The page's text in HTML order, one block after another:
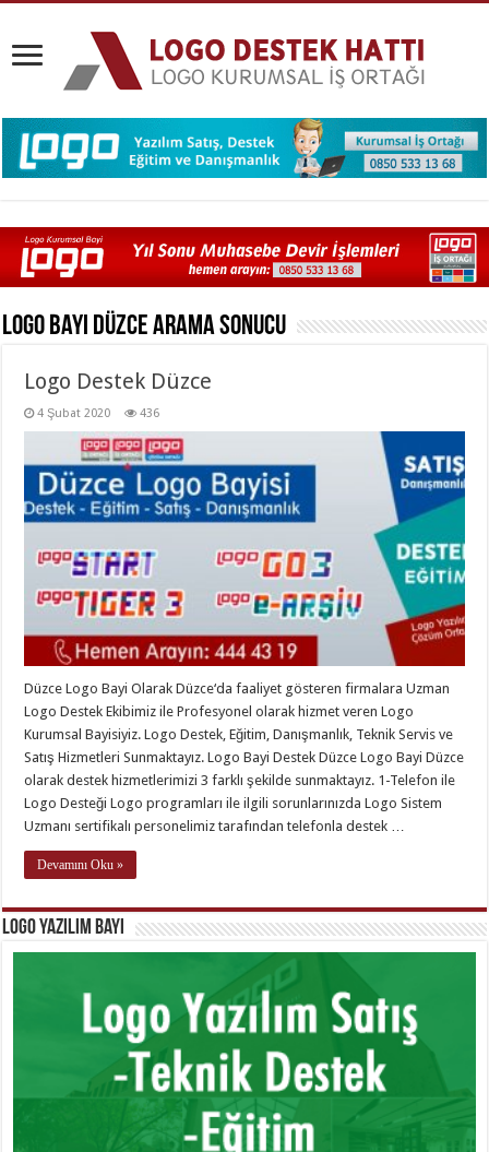
Logo Bayi DüzceArama Sonucu
Logo Destek Düzce
4 Şubat 2020 436
Düzce Logo Bayi Olarak Düzce‘da faaliyet gösteren firmalara Uzman
Logo Destek Ekibimiz ile Profesyonel olarak hizmet veren Logo
Kurumsal Bayisiyiz. Logo Destek, Eğitim, Danışmanlık, Teknik Servis ve
Satış Hizmetleri Sunmaktayız. Logo Bayi Destek Düzce Logo Bayi Düzce
olarak destek hizmetlerimizi 3 farklı şekilde sunmaktayız. 1-Telefon ile
Logo Desteği Logo programları ile ilgili sorunlarınızda Logo Sistem
Uzmanı sertifikalı personelimiz tarafından telefonla destek …
Devamını Oku »
Logo Yazılım Bayi